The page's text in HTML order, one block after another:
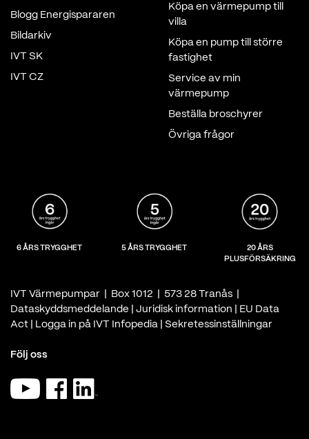
Blogg Energispararen
Bildarkiv
IVT SK
IVT CZ
Köpa en värmepump till
villa
Köpa en pump till större
fastighet
Service av min
värmepump
Beställa broschyrer
Övriga frågor
6 ÅRS TRYGGHET 5 ÅRS TRYGGHET
20 ÅRS
PLUSFÖRSÄKRING
IVT Värmepumpar | Box 1012 | 573 28 Tranås |
Dataskyddsmeddelande
Juridisk information
EU Data
Act
Logga in på IVT Infopedia Sekretessinställningar
Följ oss